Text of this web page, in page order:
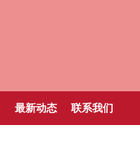
最新动态 联系我们